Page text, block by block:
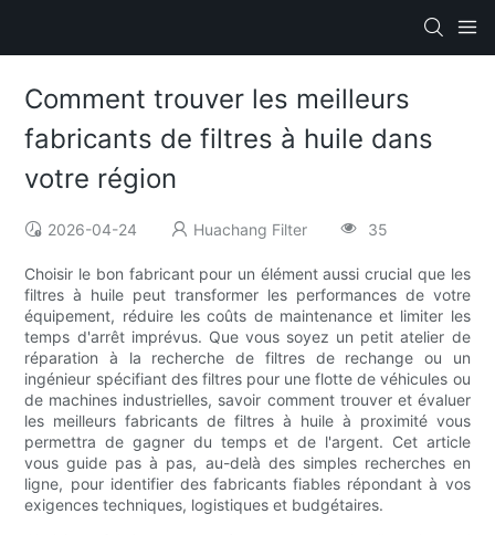
Comment trouver les meilleurs
fabricants de filtres à huile dans
votre région
2026-04-24 Huachang Filter 35
Choisir le bon fabricant pour un élément aussi crucial que les
filtres à huile peut transformer les performances de votre
équipement, réduire les coûts de maintenance et limiter les
temps d'arrêt imprévus. Que vous soyez un petit atelier de
réparation à la recherche de filtres de rechange ou un
ingénieur spécifiant des filtres pour une flotte de véhicules ou
de machines industrielles, savoir comment trouver et évaluer
les meilleurs fabricants de filtres à huile à proximité vous
permettra de gagner du temps et de l'argent. Cet article
vous guide pas à pas, au-delà des simples recherches en
ligne, pour identifier des fabricants fiables répondant à vos
exigences techniques, logistiques et budgétaires.